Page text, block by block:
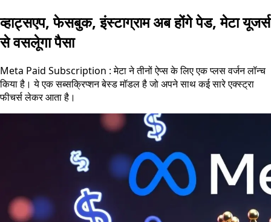
व्हाट्सएप, फेसबुक, इंस्टाग्राम अब होंगे पेड, मेटा यूजर्स
से वसलूेगा पैसा
Meta Paid Subscription : मेटा ने तीनों ऐप्स के लिए एक प्लस वर्जन लॉन्च
किया है। ये एक सब्सक्रिप्शन बेस्ड मॉडल है जो अपने साथ कई सारे एक्स्ट्रा
फीचर्स लेकर आता है।